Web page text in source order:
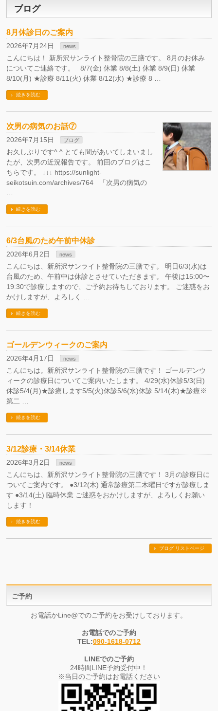
ブログ
8月休診日のご案内
2026年7月24日 news
こんにちは！ 新所沢サンライト整骨院の三膳です。 8月のお休み
についてご連絡です。 8/7(金) 休業 8/8(土) 休業 8/9(日) 休業
8/10(月) ★診療 8/11(火) 休業 8/12(水) ★診療 8 …
続きを読む
次男の病気のお話⑦
2026年7月15日 ブログ
お久しぶりです^ ^ とても間があいてしまいまし
たが、次男の近況報告です。 前回のブログはこ
ちらです。 ↓↓↓ https://sunlight-
seikotsuin.com/archives/764 「次男の病気の
続きを読む
6/3台風のため午前中休診
2026年6月2日 news
こんにちは、新所沢サンライト整骨院の三膳です。 明日6/3(水)は
台風のため、午前中は休診とさせていただきます。 午後は15:00〜
19:30で診療しますので、ご予約お待ちしております。 ご迷惑をお
かけしますが、よろしく …
続きを読む
ゴールデンウィークのご案内
2026年4月17日 news
こんにちは。新所沢サンライト整骨院の三膳です！ ゴールデンウ
ィークの診療日についてご案内いたします。 4/29(水)休診5/3(日)
休診5/4(月)★診療します5/5(火)休診5/6(水)休診 5/14(木)★診療※
第二 …
続きを読む
3/12診療・3/14休業
2026年3月2日 news
こんにちは、新所沢サンライト整骨院の三膳です！ 3月の診療日に
ついてご案内です。 ●3/12(木) 通常診療第二木曜日ですが診療しま
す ●3/14(土) 臨時休業 ご迷惑をおかけしますが、よろしくお願い
します！
続きを読む
ブログ リストページ
ご予約
お電話かLine@でのご予約をお受けしております。
お電話でのご予約
TEL:090-1618-0712
LINEでのご予約
24時間LINE予約受付中！
※当日のご予約はお電話ください